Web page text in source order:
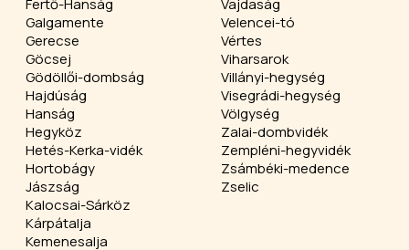
Fertő-Hanság
Galgamente
Gerecse
Göcsej
Gödöllői-dombság
Hajdúság
Hanság
Hegyköz
Hetés-Kerka-vidék
Hortobágy
Jászság
Kalocsai-Sárköz
Kárpátalja
Kemenesalja
Vajdaság
Velencei-tó
Vértes
Viharsarok
Villányi-hegység
Visegrádi-hegység
Völgység
Zalai-dombvidék
Zempléni-hegyvidék
Zsámbéki-medence
Zselic